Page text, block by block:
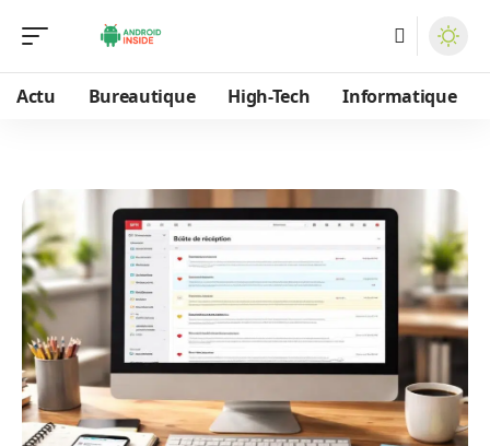
Actu Bureautique High-Tech Informatique